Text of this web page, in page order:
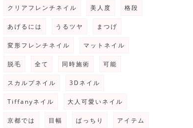
クリアフレンチネイル 美人度 格段
あげるには うるツヤ まつげ
変形フレンチネイル マットネイル
脱毛 全て 同時施術 可能
スカルプネイル 3Dネイル
Tiffanyネイル 大人可愛いネイル
京都では 目幅 ぱっちり アイテム